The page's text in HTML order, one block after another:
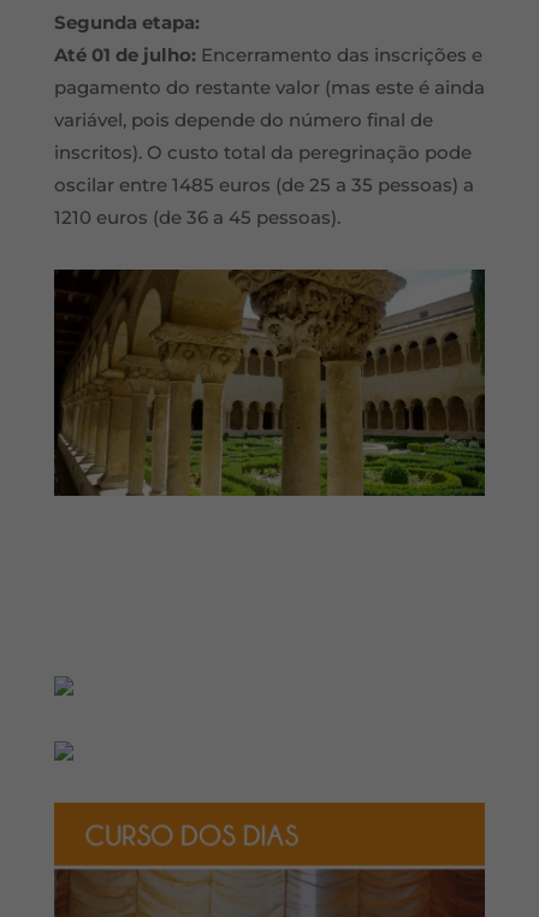
Segunda etapa:
Até 01 de julho: Encerramento das inscrições e
pagamento do restante valor (mas este é ainda
variável, pois depende do número final de
inscritos). O custo total da peregrinação pode
oscilar entre 1485 euros (de 25 a 35 pessoas) a
1210 euros (de 36 a 45 pessoas).